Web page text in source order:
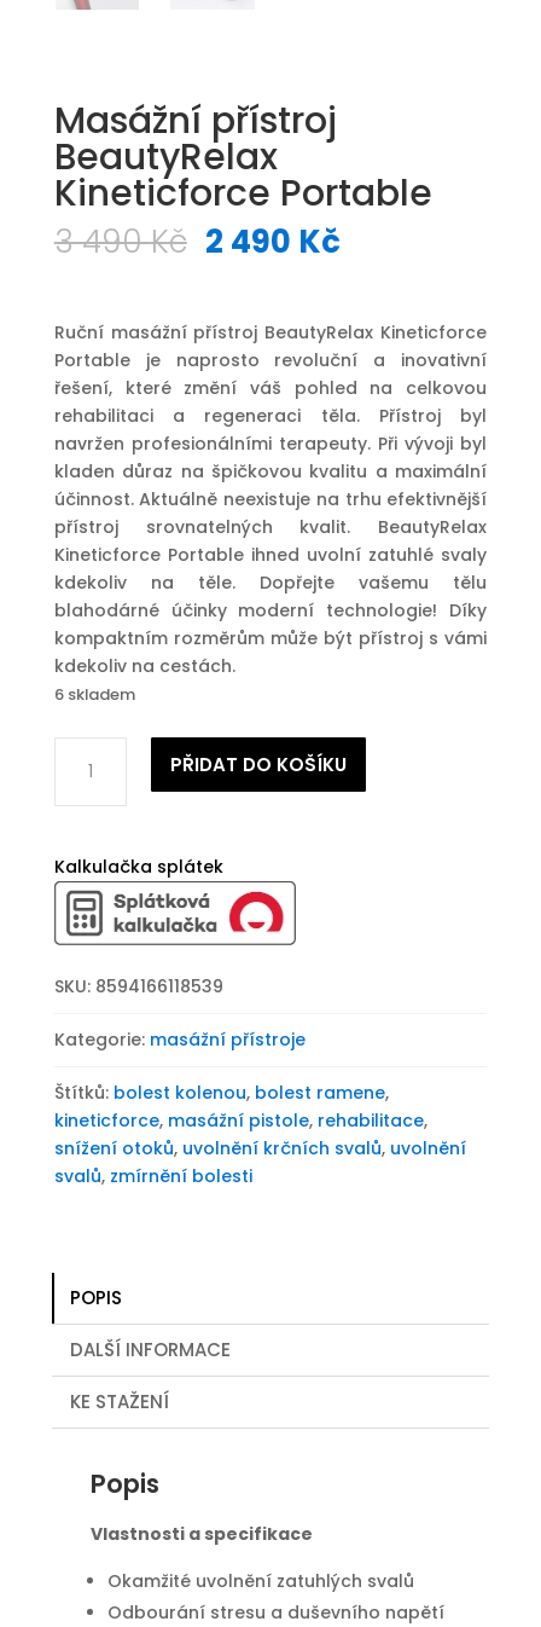
Masážní přístroj
BeautyRelax
Kineticforce Portable
3 490Kč Původní
3
490 Kč.
2 490 KčAktuální
2
490 Kč.
Ruční masážní přístroj BeautyRelax Kineticforce
Portable je naprosto revoluční a inovativní
řešení, které změní váš pohled na celkovou
rehabilitaci a regeneraci těla. Přístroj byl
navržen profesionálními terapeuty. Při vývoji byl
kladen důraz na špičkovou kvalitu a maximální
účinnost. Aktuálně neexistuje na trhu efektivnější
přístroj srovnatelných kvalit. BeautyRelax
Kineticforce Portable ihned uvolní zatuhlé svaly
kdekoliv na těle. Dopřejte vašemu tělu
blahodárné účinky moderní technologie! Díky
kompaktním rozměrům může být přístroj s vámi
kdekoliv na cestách.
6 skladem
přístroj
BeautyRelax
Portable
množství
PŘIDAT DO KOŠÍKU
Kalkulačka splátek
SKU: 8594166118539
Kategorie: masážní přístroje
Štítků: bolest kolenou, bolest ramene,
kineticforce, masážní pistole, rehabilitace,
snížení otoků, uvolnění krčních svalů, uvolnění
svalů, zmírnění bolesti
POPIS
DALŠÍ INFORMACE
KE STAŽENÍ
Popis
Vlastnosti a specifikace
Okamžité uvolnění zatuhlých svalů
Odbourání stresu a duševního napětí